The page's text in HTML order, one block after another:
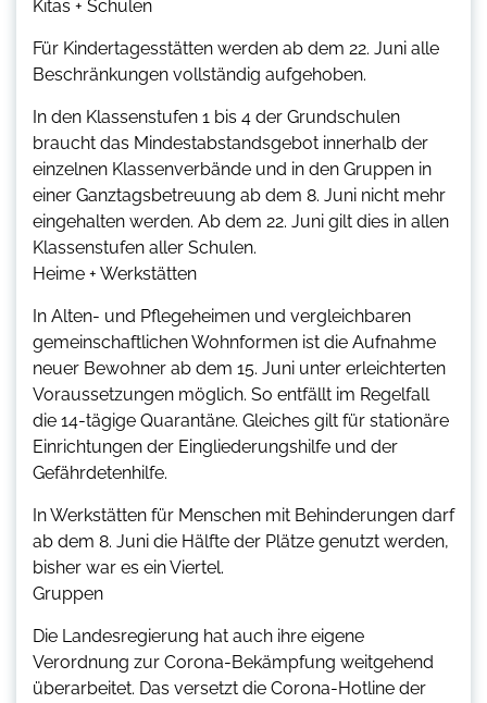
Kitas + Schulen
Für Kindertagesstätten werden ab dem 22. Juni alle
Beschränkungen vollständig aufgehoben.
In den Klassenstufen 1 bis 4 der Grundschulen
braucht das Mindestabstandsgebot innerhalb der
einzelnen Klassenverbände und in den Gruppen in
einer Ganztagsbetreuung ab dem 8. Juni nicht mehr
eingehalten werden. Ab dem 22. Juni gilt dies in allen
Klassenstufen aller Schulen.
Heime + Werkstätten
In Alten- und Pflegeheimen und vergleichbaren
gemeinschaftlichen Wohnformen ist die Aufnahme
neuer Bewohner ab dem 15. Juni unter erleichterten
Voraussetzungen möglich. So entfällt im Regelfall
die 14-tägige Quarantäne. Gleiches gilt für stationäre
Einrichtungen der Eingliederungshilfe und der
Gefährdetenhilfe.
In Werkstätten für Menschen mit Behinderungen darf
ab dem 8. Juni die Hälfte der Plätze genutzt werden,
bisher war es ein Viertel.
Gruppen
Die Landesregierung hat auch ihre eigene
Verordnung zur Corona-Bekämpfung weitgehend
überarbeitet. Das versetzt die Corona-Hotline der